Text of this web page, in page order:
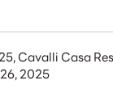
Cavalli Casa
2025